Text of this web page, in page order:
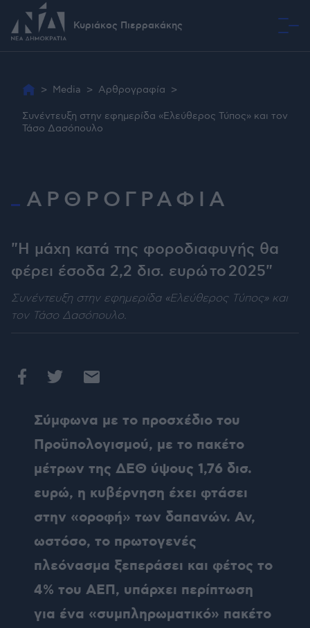
Κυριάκος Πιερρακάκης Όραμα
> Media > Αρθρογραφία >
Συνέντευξη στην εφημερίδα «Ελεύθερος Τύπος» και τον
Τάσο Δασόπουλο
ΑΡΘΡΟΓΡΑΦΙΑ
"Η μάχη κατά της φοροδιαφυγής θα
φέρει έσοδα 2,2 δισ. ευρώ το 2025"
Συνέντευξη στην εφημερίδα «Ελεύθερος Τύπος» και
τον Τάσο Δασόπουλο.
Σύμφωνα με το προσχέδιο του
Προϋπολογισμού, με το πακέτο
μέτρων της ΔΕΘ ύψους 1,76 δισ.
ευρώ, η κυβέρνηση έχει φτάσει
στην «οροφή» των δαπανών. Αν,
ωστόσο, το πρωτογενές
πλεόνασμα ξεπεράσει και φέτος το
4% του ΑΕΠ, υπάρχει περίπτωση
για ένα «συμπληρωματικό» πακέτο